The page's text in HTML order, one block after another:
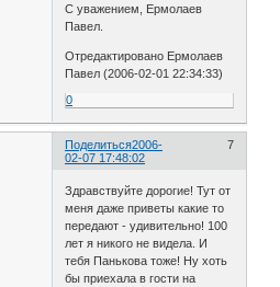
С уважением, Ермолаев
Павел.
Отредактировано Ермолаев
Павел (2006-02-01 22:34:33)
0
Поделиться 7
2006-
02-07 17:48:02
Здравствуйте дорогие! Тут от
меня даже приветы какие то
передают - удивительно! 100
лет я никого не видела. И
тебя Панькова тоже! Ну хоть
бы приехала в гости на